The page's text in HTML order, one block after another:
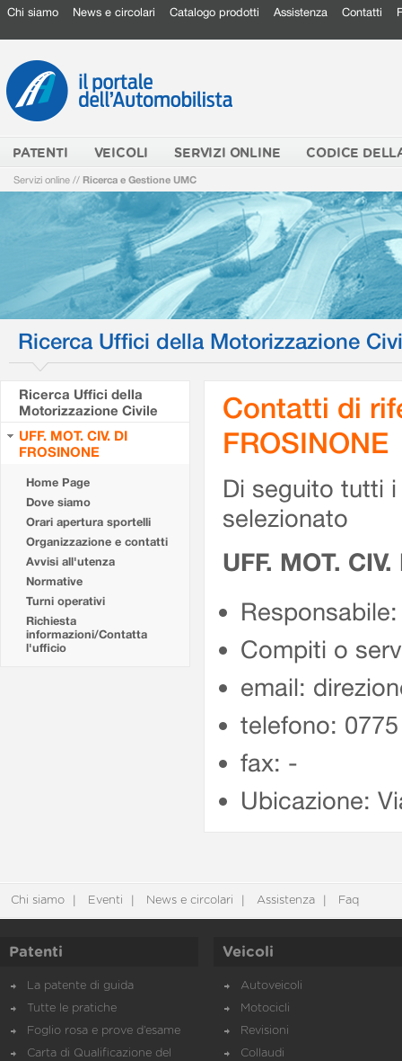
Chi siamo News e circolari Catalogo prodotti Assistenza Contatti
PATENTI VEICOLI SERVIZI ONLINE CODICE
Servizi online // Ricerca e Gestione UMC
Ricerca Uffici della Motorizzazione
Ricerca Uffici della
Motorizzazione Civile
UFF. MOT. CIV. DI
FROSINONE
Home Page
Dove siamo
Orari apertura sportelli
Organizzazione e contatti
Avvisi all'utenza
Normative
Turni operativi
Richiesta
informazioni/Contatta
l'ufficio
Contatti di
FROSINONE
Di seguito tutti
selezionato
UFF. MOT.
Compiti o
email:
telefono:
fax: -
Ubicazione:
Chi siamo Eventi News e circolari Assistenza Faq
Patenti
La patente di guida
Tutte le pratiche
Foglio rosa e prove d’esame
Carta di Qualificazione del
Veicoli
Autoveicoli
Motocicli
Revisioni
Collaudi